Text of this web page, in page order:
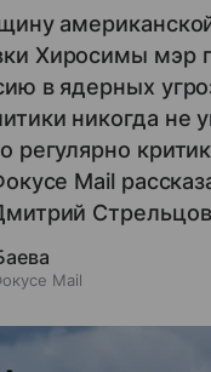
Хиросимы мэр
в ядерных
никогда не
регулярно
Mail
Mail